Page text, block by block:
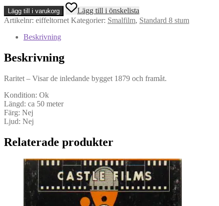
Eiffeltornets
Födelse
(Standard
mängd
Lägg till i varukorg
Lägg till i önskelista
Artikelnr: eiffeltornet Kategorier: Smalfilm, Standard 8 stum
Beskrivning
Beskrivning
Raritet – Visar de inledande bygget 1879 och framåt.
Kondition: Ok
Längd: ca 50 meter
Färg: Nej
Ljud: Nej
Relaterade produkter